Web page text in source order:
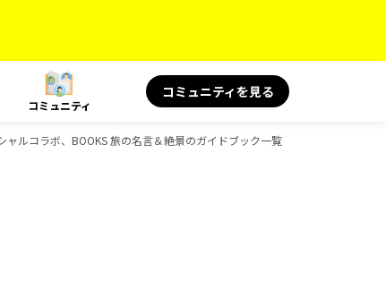
コミュニティ
コミュニティを見る
ルコラボ、BOOKS 旅の名言＆絶景のガイドブック一覧